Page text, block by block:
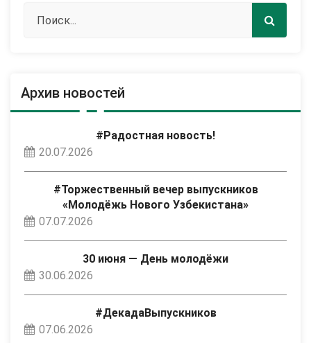
Архив новостей
#Радостная новость!
20.07.2026
#Торжественный вечер выпускников
«Молодёжь Нового Узбекистана»
07.07.2026
30 июня — День молодёжи
30.06.2026
#ДекадаВыпускников
07.06.2026